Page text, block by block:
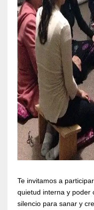
Te invitamos a
quietud interna y poder
silencio para sanar y